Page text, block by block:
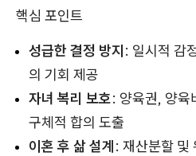
핵심 포인트
성급한 결정 방지: 일시적 감
의 기회 제공
자녀 복리 보호: 양육권, 양육
구체적 합의 도출
이혼 후 삶 설계: 재산분할 및